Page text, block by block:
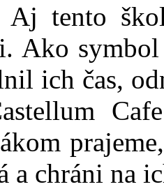
Aj tento
Ako
ich čas,
a chráni na